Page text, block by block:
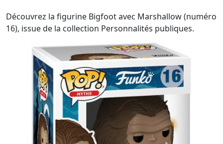
Découvrez la figurine Bigfoot avec Marshallow (numéro
16), issue de la collection Personnalités publiques.